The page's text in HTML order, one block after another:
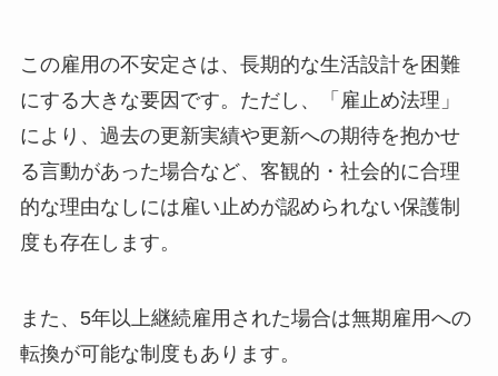
この雇用の不安定さは、長期的な生活設計を困難
にする大きな要因です。ただし、「雇止め法理」
により、過去の更新実績や更新への期待を抱かせ
る言動があった場合など、客観的・社会的に合理
的な理由なしには雇い止めが認められない保護制
度も存在します。
また、5年以上継続雇用された場合は無期雇用への
転換が可能な制度もあります。